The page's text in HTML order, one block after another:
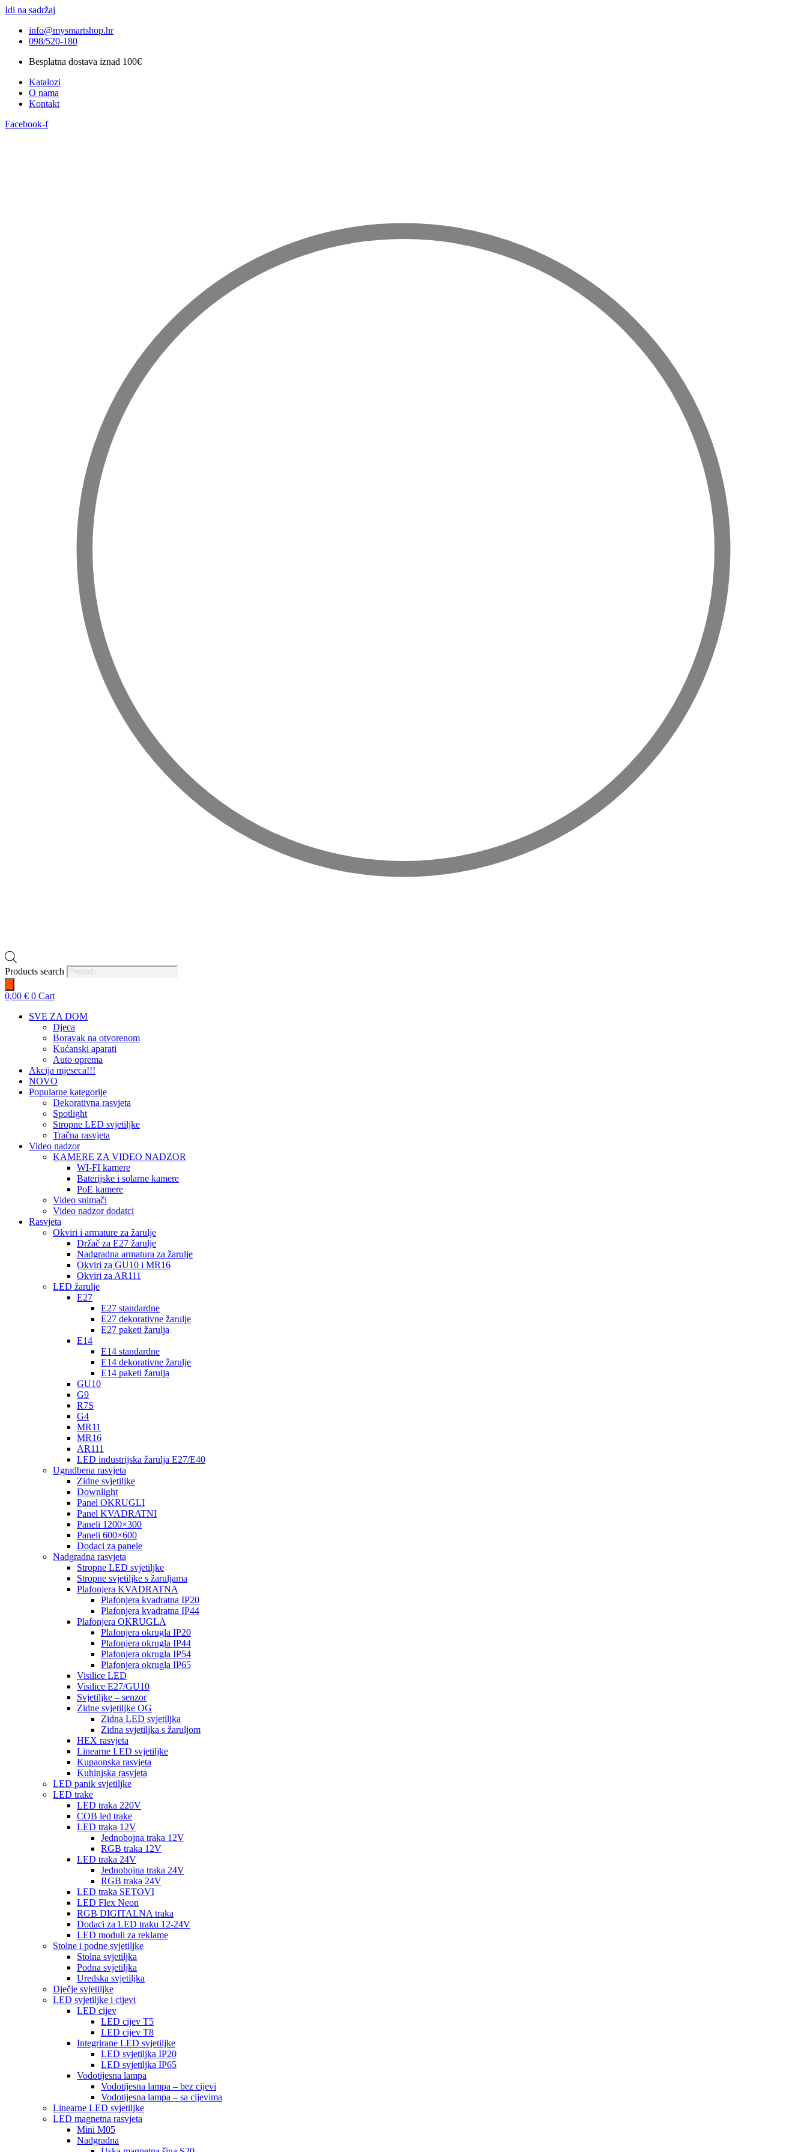
Idi na sadržaj
info@mysmartshop.hr
098/520-180
Besplatna dostava iznad 100€
Katalozi
O nama
Kontakt
Facebook-f
Products search
0,00 € 0 Cart
SVE ZA DOM
Djeca
Boravak na otvorenom
Kućanski aparati
Auto oprema
Akcija mjeseca!!!
NOVO
Popularne kategorije
Dekorativna rasvjeta
Spotlight
Stropne LED svjetiljke
Tračna rasvjeta
Video nadzor
KAMERE ZA VIDEO NADZOR
WI-FI kamere
Baterijske i solarne kamere
PoE kamere
Video snimači
Video nadzor dodatci
Rasvjeta
Okviri i armature za žarulje
Držač za E27 žarulje
Nadgradna armatura za žarulje
Okviri za GU10 i MR16
Okviri za AR111
LED žarulje
E27
E27 standardne
E27 dekorativne žarulje
E27 paketi žarulja
E14
E14 standardne
E14 dekorativne žarulje
E14 paketi žarulja
GU10
G9
R7S
G4
MR11
MR16
AR111
LED industrijska žarulja E27/E40
Ugradbena rasvjeta
Zidne svjetiljke
Downlight
Panel OKRUGLI
Panel KVADRATNI
Paneli 1200×300
Paneli 600×600
Dodaci za panele
Nadgradna rasvjeta
Stropne LED svjetiljke
Stropne svjetiljke s žaruljama
Plafonjera KVADRATNA
Plafonjera kvadratna IP20
Plafonjera kvadratna IP44
Plafonjera OKRUGLA
Plafonjera okrugla IP20
Plafonjera okrugla IP44
Plafonjera okrugla IP54
Plafonjera okrugla IP65
Visilice LED
Visilice E27/GU10
Svjetiljke – senzor
Zidne svjetiljke OG
Zidna LED svjetiljka
Zidna svjetiljka s žaruljom
HEX rasvjeta
Linearne LED svjetiljke
Kupaonska rasvjeta
Kuhinjska rasvjeta
LED panik svjetiljke
LED trake
LED traka 220V
COB led trake
LED traka 12V
Jednobojna traka 12V
RGB traka 12V
LED traka 24V
Jednobojna traka 24V
RGB traka 24V
LED traka SETOVI
LED Flex Neon
RGB DIGITALNA traka
Dodaci za LED traku 12-24V
LED moduli za reklame
Stolne i podne svjetiljke
Stolna svjetiljka
Podna svjetiljka
Uredska svjetiljka
Dječje svjetiljke
LED svjetiljke i cijevi
LED cijev
LED cijev T5
LED cijev T8
Integrirane LED svjetiljke
LED svjetiljka IP20
LED svjetiljka IP65
Vodotijesna lampa
Vodotijesna lampa – bez cijevi
Vodotijesna lampa – sa cijevima
Linearne LED svjetiljke
LED magnetna rasvjeta
Mini M05
Nadgradna